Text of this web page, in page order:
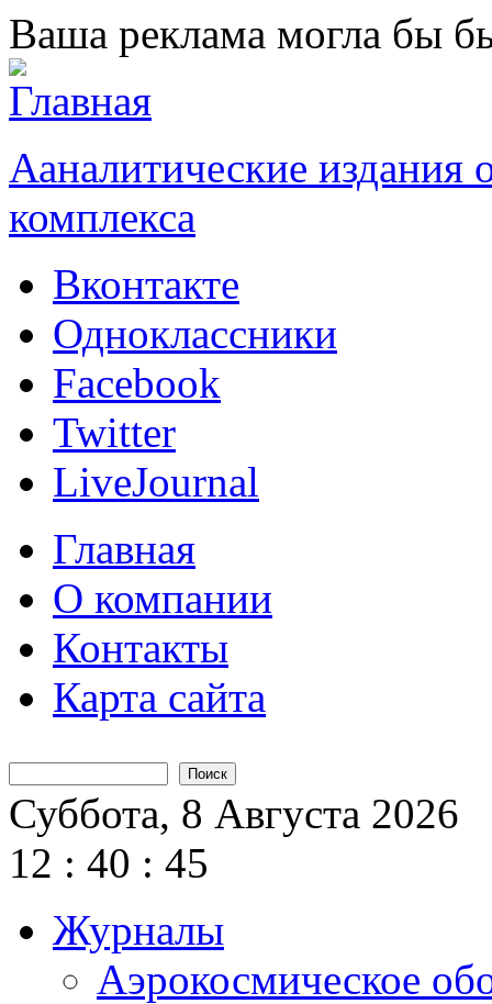
Перейти к основному содержанию
Ваша реклама могла бы
Ааналитические
комплекса
Вконтакте
Одноклассники
Facebook
Twitter
LiveJournal
Главная
О компании
Контакты
Карта сайта
Форма поиска
Суббота, 8 Августа 2026
12 : 40 : 46
Журналы
Аэрокосмическое